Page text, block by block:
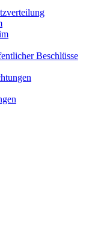
Beschlüsse